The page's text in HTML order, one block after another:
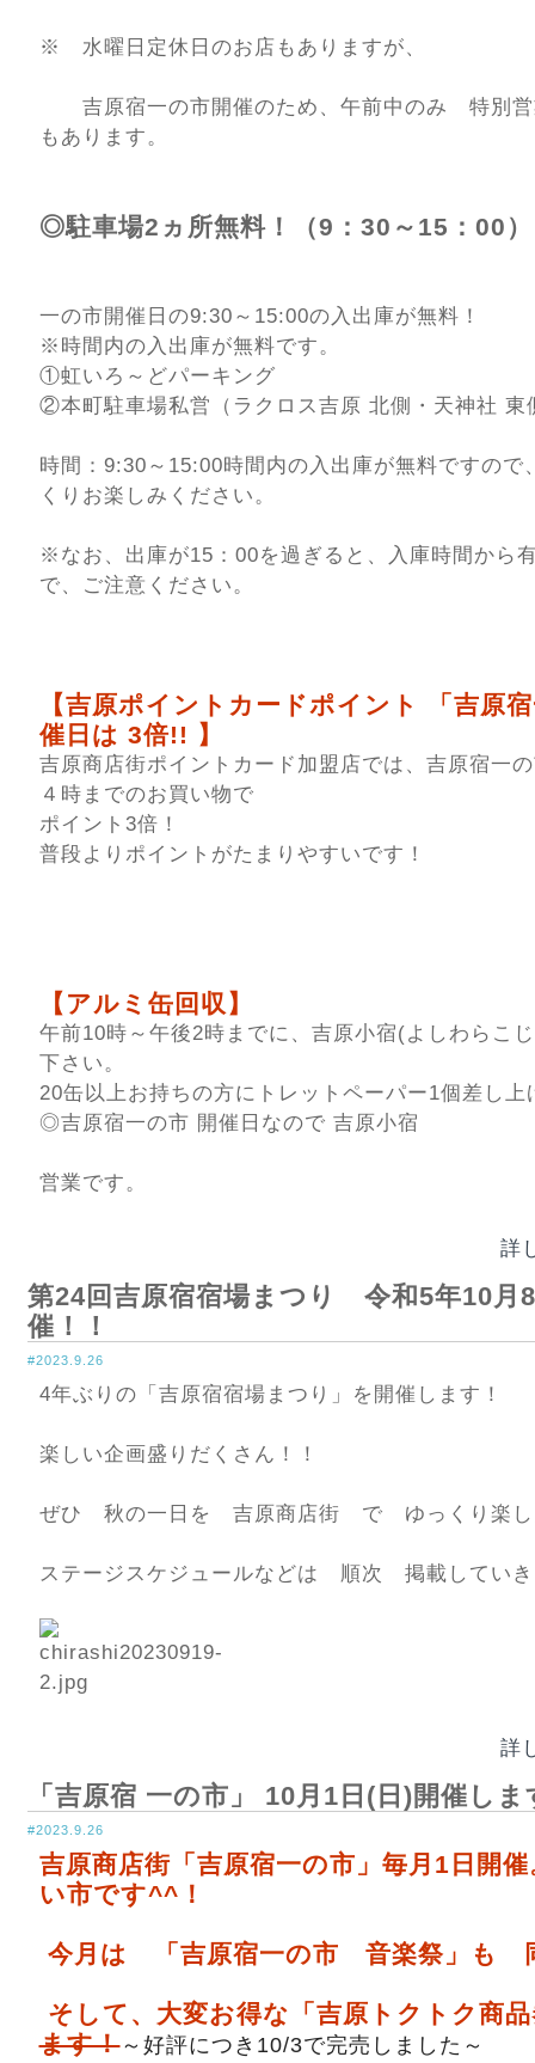
※ 水曜日定休日のお店もありますが、
吉原宿一の市開催のため、午前中のみ 特別営
もあります。
◎駐車場2ヵ所無料！（9：30～15：00
一の市開催日の9:30～15:00の入出庫が無料！
※時間内の入出庫が無料です。
①虹いろ～どパーキング
②本町駐車場私営（ラクロス吉原 北側・天神社 東
時間：9:30～15:00時間内の入出庫が無料ですので
くりお楽しみください。
※なお、出庫が15：00を過ぎると、入庫時間から
で、ご注意ください。
【吉原ポイントカードポイント 「吉原
催日は 3倍!! 】
吉原商店街ポイントカード加盟店では、吉原宿一
４時までのお買い物で
ポイント3倍！
普段よりポイントがたまりやすいです！
【アルミ缶回収】
午前10時～午後2時までに、吉原小宿(よしわらこ
下さい。
20缶以上お持ちの方にトレットペーパー1個差し上
◎吉原宿一の市 開催日なので 吉原小宿
営業です。
詳
第24回吉原宿宿場まつり 令和5年10月
催！！
#2023.9.26
4年ぶりの「吉原宿宿場まつり」を開催します！
楽しい企画盛りだくさん！！
ぜひ 秋の一日を 吉原商店街 で ゆっくり楽し
ステージスケジュールなどは 順次 掲載していき
詳
「吉原宿 一の市」 10月1日(日)開催しま
#2023.9.26
吉原商店街「吉原宿一の市」毎月1日開
い市です^^！
今月は 「吉原宿一の市 音楽祭」も
そして、大変お得な「吉原トクトク商
ます！～好評につき10/3で完売しました～